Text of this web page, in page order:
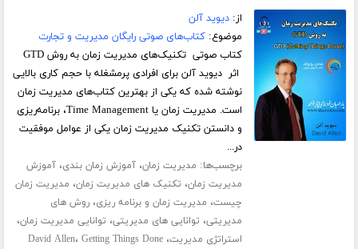
از:دیوید آلن
موضوع:کتاب‌های صوتی رایگان مدیریت و تجارت
کتاب صوتی تکنیک‌های مدیریت زمان به روش GTD
اثر دیوید آلن برای افرادی پرمشغله با حجم کاری بالایی
نوشته شده که یکی از بهترین کتاب‌های مدیریت زمان
است. مدیریت زمان یا Time Management، برنامه‌‌ریزی
و دانستن تکنیک مدیریت زمان یکی از عوامل موفقیت
در...
برچسب‌ها: مدیریت زمان،آموزش زمان بندی،آموزش
مدیریت زمان، تکنیک های مدیریت زمان، مدیریت زمان
چیست، مدیریت زمان و برنامه ریزی،روش های
مدیریتی، توانایی های مدیریتی، توانایی مدیریت زمان،
استراتژی مدیریت، David Allen، Getting Things Done